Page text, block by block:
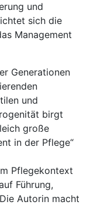
und
sich die
Management
Generationen
und
birgt
große
in der Pflege“
Pflegekontext
Führung,
Autorin macht